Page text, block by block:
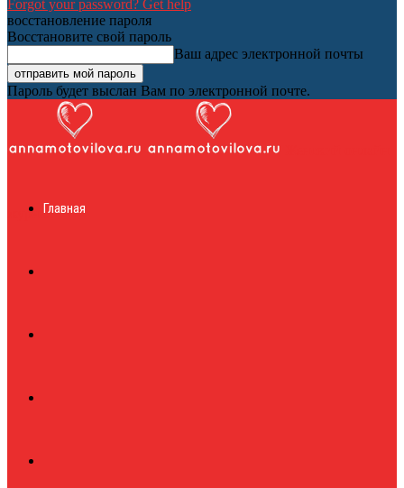
Forgot your password? Get help
восстановление пароля
Восстановите свой пароль
Ваш адрес электронной почты
Пароль будет выслан Вам по электронной почте.
журналГлавная